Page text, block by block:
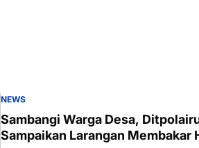
NEWS
Sambangi Warga Desa,
Sampaikan Larangan Membakar